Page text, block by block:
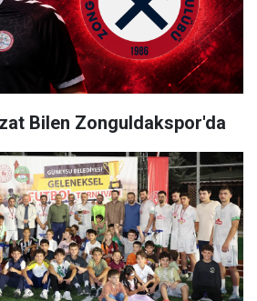
Bilen Zonguldakspor'da